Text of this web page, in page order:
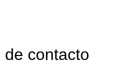
de contacto